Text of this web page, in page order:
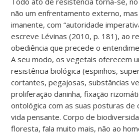
não um enfrentamento externo,
imanente, com “autoridade
escreve Lévinas (2010, p. 181), ao
obediência que precede o
A seu modo, os vegetais oferecem
resistência biológica (espinhos,
cortantes, pegajosas, substâncias
proliferação daninha, fixação
ontológica com as suas posturas de
vida pensante. Corpo de
floresta, fala muito mais, não ao